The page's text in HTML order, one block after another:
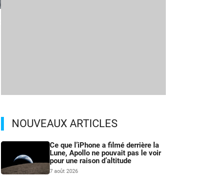
NOUVEAUX ARTICLES
Ce que l’iPhone a filmé derrière la
Lune, Apollo ne pouvait pas le voir
pour une raison d’altitude
7 août 2026